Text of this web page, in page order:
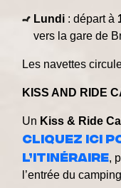
Lundi : départ à
vers la gare de
Les navettes
KISS AND RIDE
Un Kiss & Ride
Cliquez ici
l’itinéraire,
l’entrée du